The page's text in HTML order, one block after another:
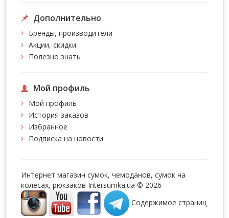
Дополнительно
Бренды, производители
Акции, скидки
Полезно знать
Мой профиль
Мой профиль
История заказов
Избранное
Подписка на новости
Интернет магазин сумок, чемоданов, сумок на
колесах, рюкзаков Intersumka.ua © 2026
Содержимое страниц